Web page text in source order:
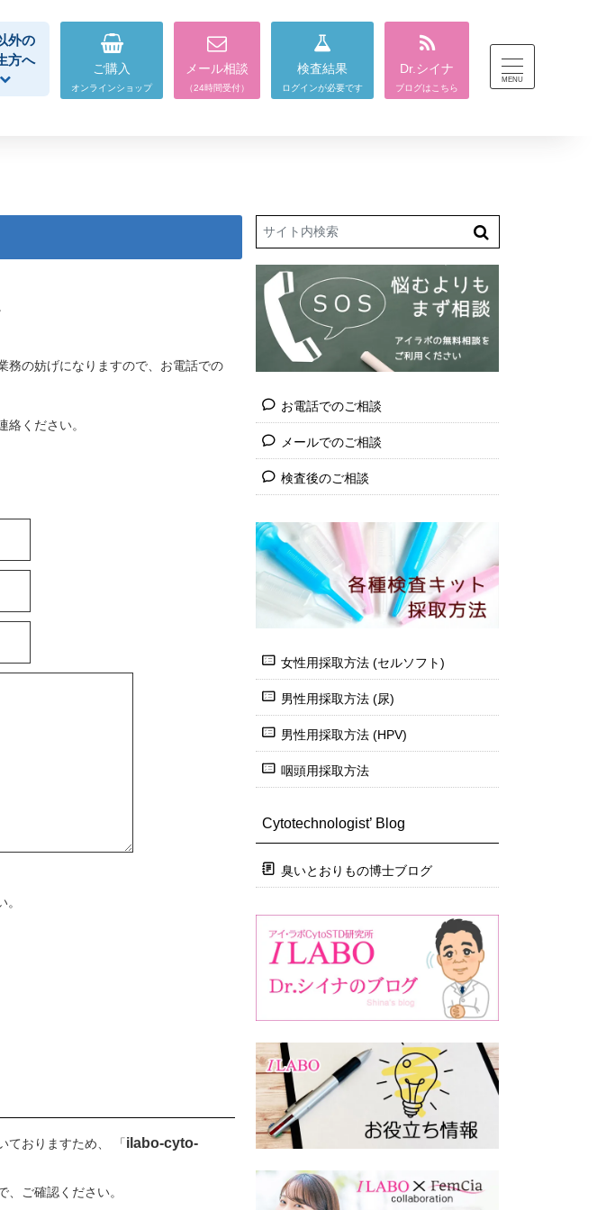
Dr.シイナ
ブログはこちら
ご購入
オンラインショップ
メール相談
（24時間受付）
外の
方へ
検査結果
ログインが必要です
務の妨げになりますので、お電話での
絡ください。
ておりますため、 「ilabo-cyto-
ご確認ください。
Search
お電話でのご相談
メールでのご相談
検査後のご相談
女性用採取方法 (セルソフト)
男性用採取方法 (尿)
男性用採取方法 (HPV)
咽頭用採取方法
Cytotechnologist’ Blog
臭いとおりもの博士ブログ